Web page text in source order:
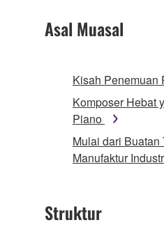
Asal Muasal
Kisah Penemuan
Komposer Hebat
Piano
Mulai dari Buatan
Manufaktur
Struktur